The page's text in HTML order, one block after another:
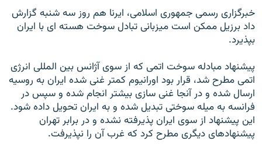
خبرگزاری رسمی جمهوری اسلامی، ايرنا هم روز سه شنبه گزارش
داد برزيل ممکن است ميزبانی تبادل سوخت هسته ای با ايران
بپذيرد.
پيشنهاد مبادله سوخت اتمی که از سوی آژانس بين المللی انرژی
اتمی مطرح شد، قرار بود اورانيوم کمتر غنی شده ايران به روسیه
ارسال شده و در آنجا غنی سازی بيشتر انجام شده و سپس در
فرانسه به ميله سوختی تبديل شده و به ايران تحويل داده شود.
اين پيشنهاد از سوی ايران پذيرفته نشده و در برابر تهران
پيشنهادهای ديگری مطرح کرد که غرب آن را نپذيرفت.